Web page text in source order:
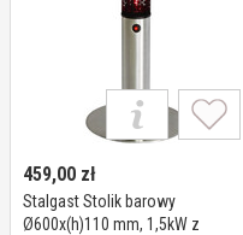
459,00 zł
Stalgast Stolik barowy
Ø600x(h)110 mm, 1,5kW z